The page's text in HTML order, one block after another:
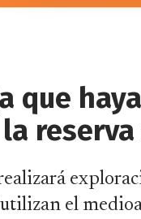
que
el